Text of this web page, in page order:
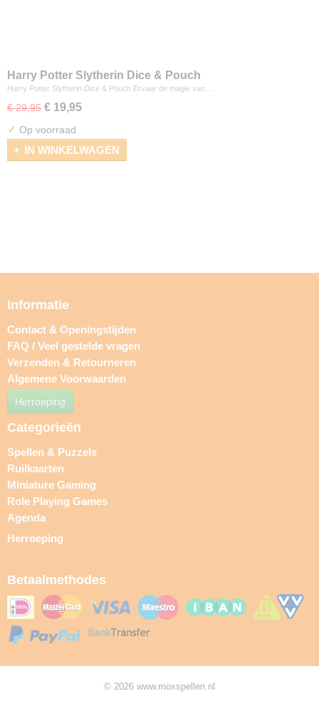
Harry Potter Slytherin Dice & Pouch
Harry Potter Slytherin Dice & Pouch Ervaar de magie van…
€ 29,95 € 19,95
✓ Op voorraad
IN WINKELWAGEN
Informatie
Contact & Openingstijden
FAQ / Veel gestelde vragen
Verzenden & Retourneren
Algemene Voorwaarden
Herroeping
Categorieën
Spellen & Puzzels
Ruilkaarten
Miniature Gaming
Role Playing Games
Agenda
Herroeping
Betaalmethodes
© 2026 www.moxspellen.nl